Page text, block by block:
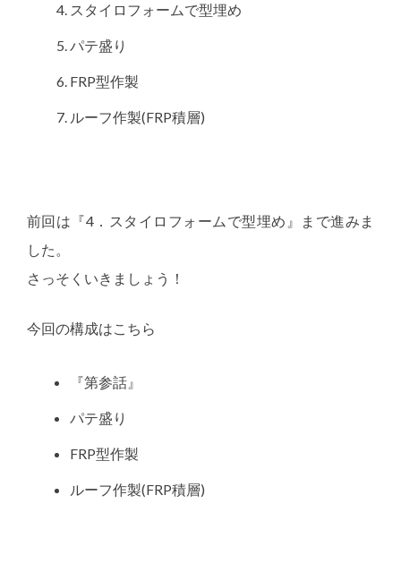
スタイロフォームで型埋め
パテ盛り
FRP型作製
ルーフ作製(FRP積層)
前回は『4．スタイロフォームで型埋め』まで進みま
した。
さっそくいきましょう！
今回の構成はこちら
『第参話』
パテ盛り
FRP型作製
ルーフ作製(FRP積層)